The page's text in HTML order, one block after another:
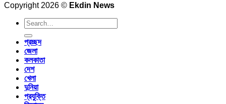
Copyright 2026 © Ekdin News
প্রচ্ছদ
জেলা
কলকাতা
দেশ
খেলা
দুনিয়া
প্রযুক্তি